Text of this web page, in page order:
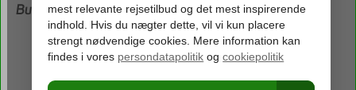
Bulgarien i februar